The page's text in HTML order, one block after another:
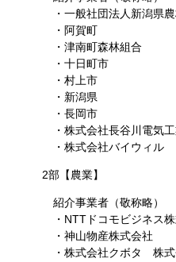
・一般社団法人新潟県農
・阿賀町
・津南町森林組合
・十日町市
・村上市
・新潟県
・長岡市
・株式会社長谷川電気工
・株式会社バイウィル
2部【農業】
紹介事業者（敬称略）
・NTTドコモビジネス株
・神山物産株式会社
・株式会社クボタ 株式